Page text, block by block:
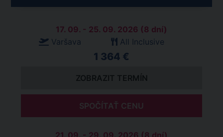
17. 09. - 25. 09. 2026 (8 dní)
Varšava
All Inclusive
1 364 €
ZOBRAZIT TERMÍN
SPOČÍTAŤ CENU
21. 09. - 29. 09. 2026 (8 dní)